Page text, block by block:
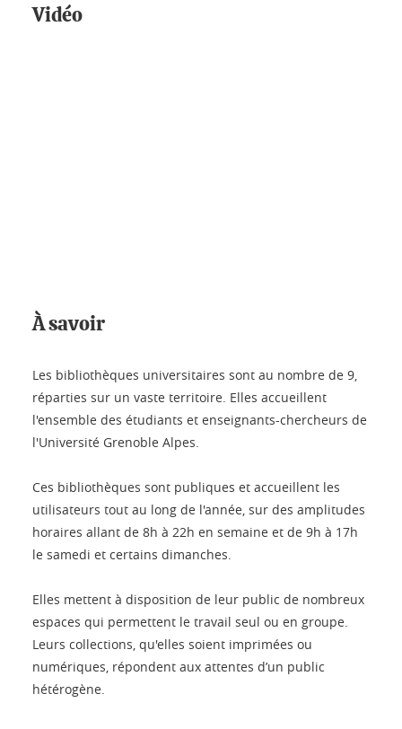
Vidéo
À savoir
Les bibliothèques universitaires sont au nombre de 9,
réparties sur un vaste territoire. Elles accueillent
l'ensemble des étudiants et enseignants-chercheurs de
l'Université Grenoble Alpes.
Ces bibliothèques sont publiques et accueillent les
utilisateurs tout au long de l'année, sur des amplitudes
horaires allant de 8h à 22h en semaine et de 9h à 17h
le samedi et certains dimanches.
Elles mettent à disposition de leur public de nombreux
espaces qui permettent le travail seul ou en groupe.
Leurs collections, qu'elles soient imprimées ou
numériques, répondent aux attentes d’un public
hétérogène.